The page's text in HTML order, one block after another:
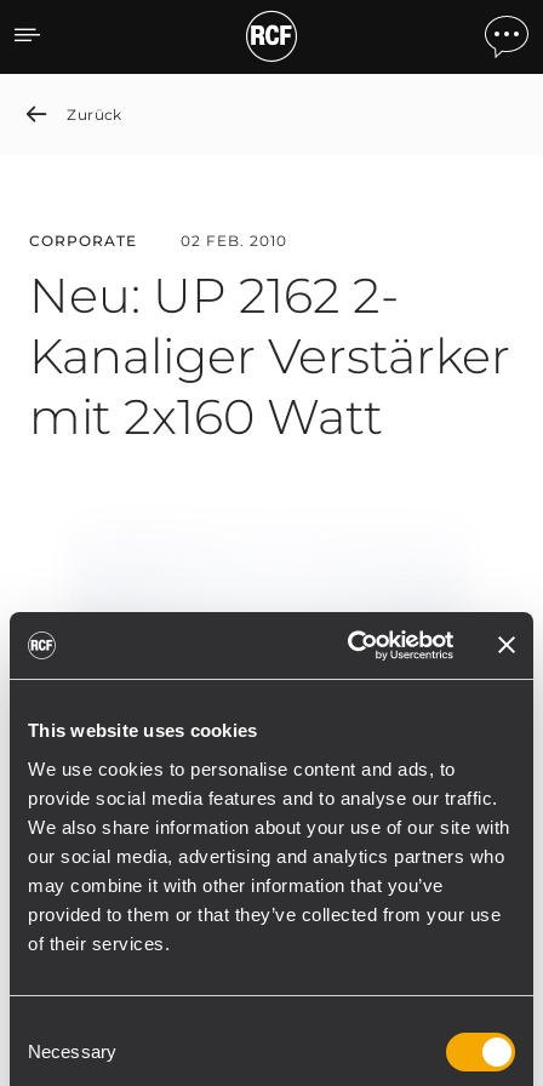
This website uses cookies
We use cookies to personalise content and ads, to
provide social media features and to analyse our traffic.
We also share information about your use of our site with
our social media, advertising and analytics partners who
may combine it with other information that you’ve
provided to them or that they’ve collected from your use
of their services.
Selection
Necessary
Neu: UP 2162 2-
Zurück
CORPORATE 02 FEB. 2010
Neu: UP 2162 2-
Kanaliger Verstärker
mit 2x160 Watt
Der UP 2162 hat zwei separate 160 Watt
Class-D Verstärker. Jeder Kanal ist mit zwei
Eingängen ausgestattet, wovon einer eine
Prioritätsschaltung besitzt.
Die Prioritätsfunktion des Eingangs 1 kann
über einen potential freien Kontakt
Eingänge sind als symmetrische Line